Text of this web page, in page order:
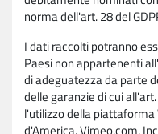
norma dell'art. 28 del
I dati raccolti potranno
Paesi non appartenenti
di adeguatezza da parte
delle garanzie di cui
l'utilizzo della
d'America, Vimeo.com,